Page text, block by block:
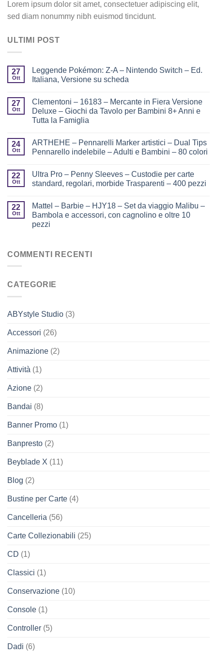
Lorem ipsum dolor sit amet, consectetuer adipiscing elit,
sed diam nonummy nibh euismod tincidunt.
ULTIMI POST
27
Ott
Leggende Pokémon: Z-A – Nintendo Switch – Ed.
Italiana, Versione su scheda
27
Ott
Clementoni – 16183 – Mercante in Fiera Versione
Deluxe – Giochi da Tavolo per Bambini 8+ Anni e
Tutta la Famiglia
24
Ott
ARTHEHE – Pennarelli Marker artistici – Dual Tips
Pennarello indelebile – Adulti e Bambini – 80 colori
22
Ott
Ultra Pro – Penny Sleeves – Custodie per carte
standard, regolari, morbide Trasparenti – 400 pezzi
22
Ott
Mattel – Barbie – HJY18 – Set da viaggio Malibu –
Bambola e accessori, con cagnolino e oltre 10
pezzi
COMMENTI RECENTI
CATEGORIE
ABYstyle Studio (3)
Accessori (26)
Animazione (2)
Attività (1)
Azione (2)
Bandai (8)
Banner Promo (1)
Banpresto (2)
Beyblade X (11)
Blog (2)
Bustine per Carte (4)
Cancelleria (56)
Carte Collezionabili (25)
CD (1)
Classici (1)
Conservazione (10)
Console (1)
Controller (5)
Dadi (6)